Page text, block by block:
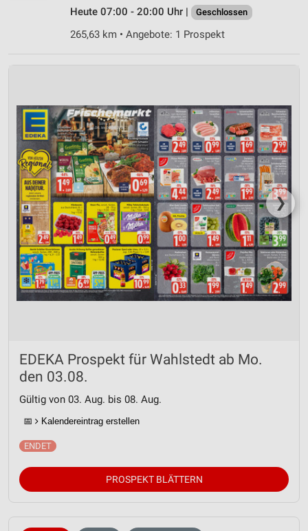
Heute 07:00 - 20:00 Uhr |
Geschlossen
265,63 km • Angebote: 1 Prospekt
❯
EDEKA Prospekt für Wahlstedt ab Mo.
den 03.08.
Gültig von 03. Aug. bis 08. Aug.
📅 Kalendereintrag erstellen
PROSPEKT BLÄTTERN